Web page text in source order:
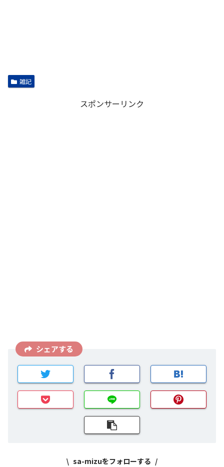
雑記
スポンサーリンク
シェアする
sa-mizuをフォローする